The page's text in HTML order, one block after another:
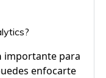
importante para
enfocarte